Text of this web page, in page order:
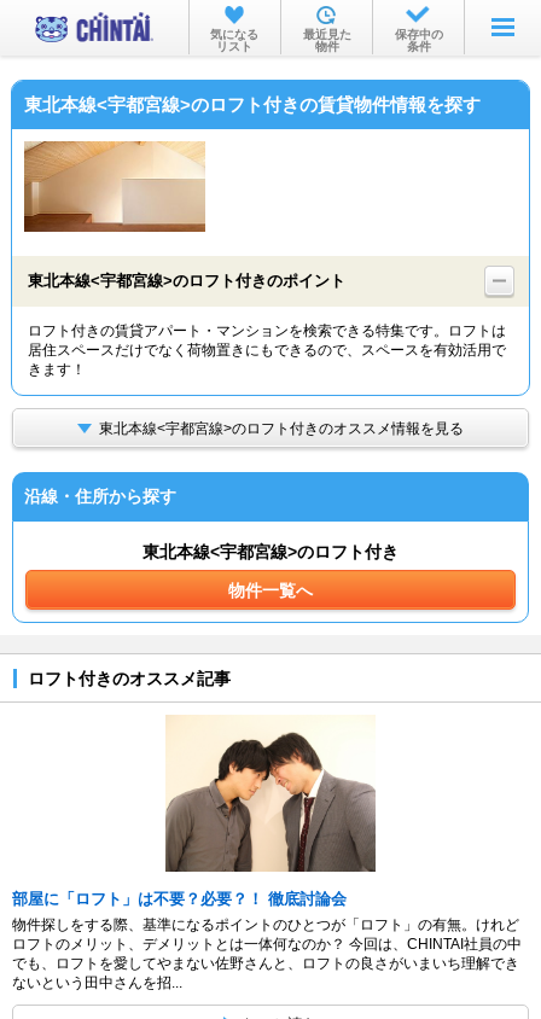
お部屋を探す
沿線・駅から
物件特集から
TOP
気になる
リスト
最近見た
物件
保存中の
条件
東北本線<宇都宮線>のロフト付きの賃貸物件情報を探す
東北本線<宇都宮線>のロフト付きのポイント
ロフト付きの賃貸アパート・マンションを検索できる特集です。ロフトは
居住スペースだけでなく荷物置きにもできるので、スペースを有効活用で
きます！
東北本線<宇都宮線>のロフト付きのオススメ情報を見る
沿線・住所から探す
東北本線<宇都宮線>のロフト付き
物件一覧へ
ロフト付きのオススメ記事
部屋に「ロフト」は不要？必要？！ 徹底討論会
物件探しをする際、基準になるポイントのひとつが「ロフト」の有無。けれど
ロフトのメリット、デメリットとは一体何なのか？ 今回は、CHINTAI社員の中
でも、ロフトを愛してやまない佐野さんと、ロフトの良さがいまいち理解でき
ないという田中さんを招...